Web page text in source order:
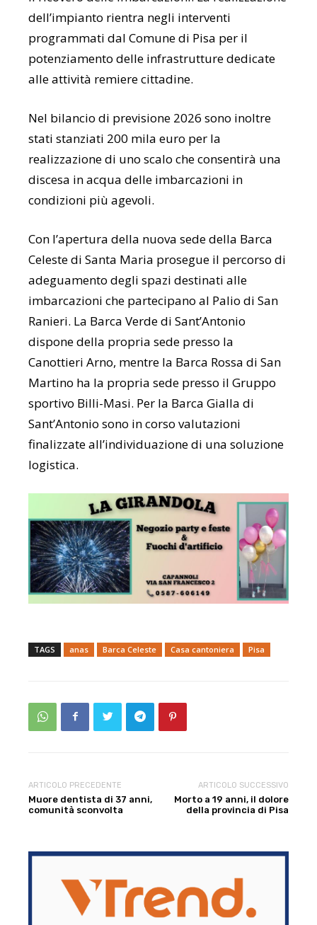
dell’impianto rientra negli interventi
programmati dal Comune di Pisa per il
potenziamento delle infrastrutture dedicate
alle attività remiere cittadine.
Nel bilancio di previsione 2026 sono inoltre
stati stanziati 200 mila euro per la
realizzazione di uno scalo che consentirà una
discesa in acqua delle imbarcazioni in
condizioni più agevoli.
Con l’apertura della nuova sede della Barca
Celeste di Santa Maria prosegue il percorso di
adeguamento degli spazi destinati alle
imbarcazioni che partecipano al Palio di San
Ranieri. La Barca Verde di Sant’Antonio
dispone della propria sede presso la
Canottieri Arno, mentre la Barca Rossa di San
Martino ha la propria sede presso il Gruppo
sportivo Billi-Masi. Per la Barca Gialla di
Sant’Antonio sono in corso valutazioni
finalizzate all’individuazione di una soluzione
logistica.
TAGS anas Barca Celeste Casa cantoniera Pisa
ARTICOLO PRECEDENTE
Muore dentista di 37 anni,
comunità sconvolta
ARTICOLO SUCCESSIVO
Morto a 19 anni, il dolore
della provincia di Pisa